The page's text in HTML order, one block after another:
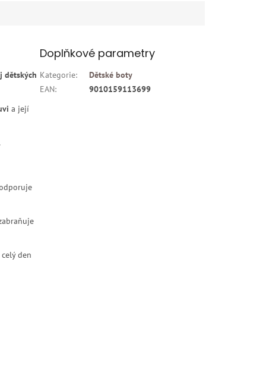
dětských
a její
den
Doplňkové parametry
Kategorie:
Dětské boty
EAN: 9010159113699